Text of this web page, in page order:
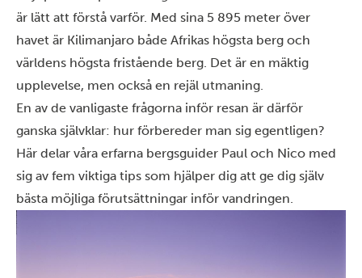
är lätt att förstå varför. Med sina 5 895 meter över
havet är Kilimanjaro både Afrikas högsta berg och
världens högsta fristående berg. Det är en mäktig
upplevelse, men också en rejäl utmaning.
En av de vanligaste frågorna inför resan är därför
ganska självklar: hur förbereder man sig egentligen?
Här delar våra erfarna bergsguider Paul och Nico med
sig av fem viktiga tips som hjälper dig att ge dig själv
bästa möjliga förutsättningar inför vandringen.